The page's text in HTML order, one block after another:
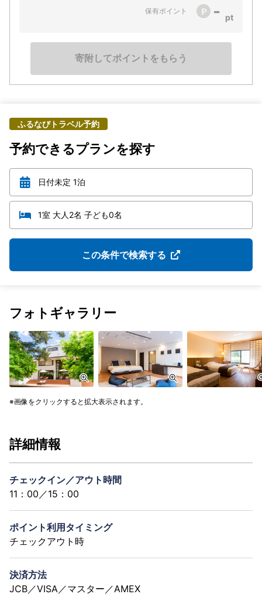
保有ポイント -
寄附してポイントをもらう
ふるなびトラベル予約
予約できるプランを探す
日付未定 1泊
1室 大人2名 子ども0名
この条件で検索する
フォトギャラリー
画像をクリックすると拡大表示されます。
詳細情報
チェックイン／アウト時間
11：00／15：00
ポイント利用タイミング
チェックアウト時
決済方法
JCB／VISA／マスター／AMEX